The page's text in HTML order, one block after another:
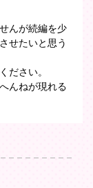
んが続編を少
せたいと思う
ださい。
んねが現れる